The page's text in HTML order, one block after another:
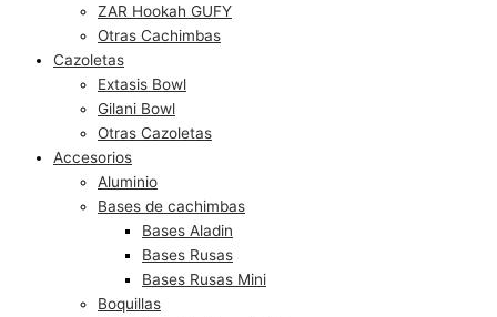
ZAR Hookah GUFY
Otras Cachimbas
Cazoletas
Extasis Bowl
Gilani Bowl
Otras Cazoletas
Accesorios
Aluminio
Bases de cachimbas
Bases Aladin
Bases Rusas
Bases Rusas Mini
Boquillas